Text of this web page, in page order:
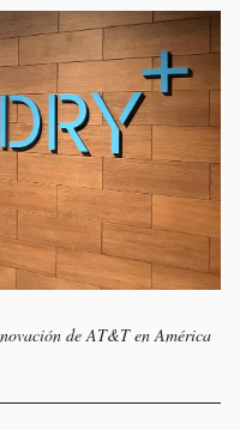
de AT&T en América